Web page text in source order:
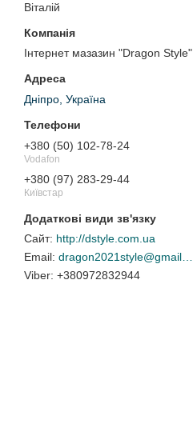
Віталій
Інтернет мазазин "Dragon Style"
Дніпро, Україна
+380 (50) 102-78-24
Vodafon
+380 (97) 283-29-44
Київстар
http://dstyle.com.ua
+380972832944